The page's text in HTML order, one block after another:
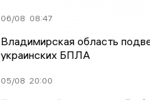
06/08 08:47
Владимирская область
украинских БПЛА
05/08 20:00